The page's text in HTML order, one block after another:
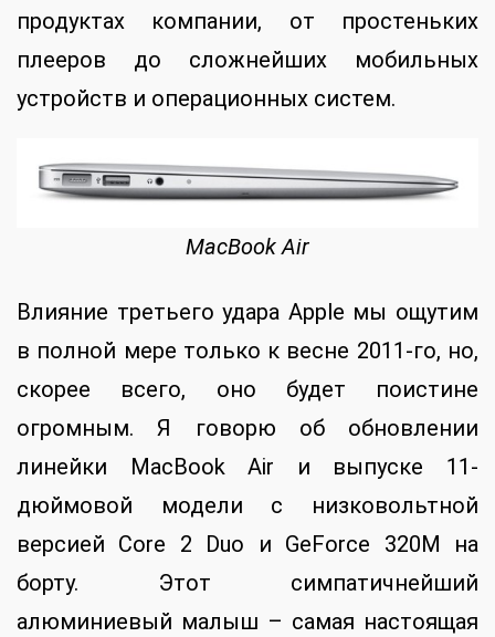
продуктах компании, от простеньких
плееров до сложнейших мобильных
устройств и операционных систем.
MacBook Air
Влияние третьего удара Apple мы ощутим
в полной мере только к весне 2011-го, но,
скорее всего, оно будет поистине
огромным. Я говорю об обновлении
линейки MacBook Air и выпуске 11-
дюймовой модели с низковольтной
версией Core 2 Duo и GeForce 320M на
борту. Этот симпатичнейший
алюминиевый малыш – самая настоящая